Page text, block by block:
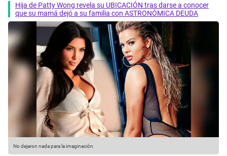
Hija de Patty Wong revela su UBICACIÓN tras darse a conocer
que su mamá dejó a su familia con ASTRONÓMICA DEUDA
No dejaron nada para la imaginación